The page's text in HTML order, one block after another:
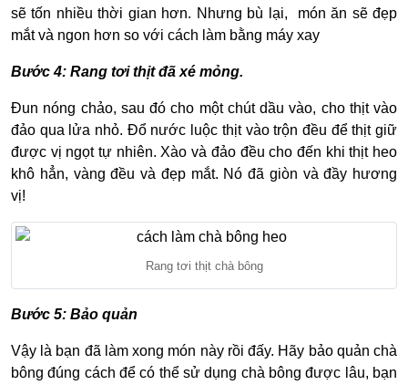
sẽ tốn nhiều thời gian hơn. Nhưng bù lại, món ăn sẽ đẹp
mắt và ngon hơn so với cách làm bằng máy xay
Bước 4: Rang tơi thịt đã xé mỏng.
Đun nóng chảo, sau đó cho một chút dầu vào, cho thịt vào
đảo qua lửa nhỏ. Đổ nước luộc thịt vào trộn đều để thịt giữ
được vị ngọt tự nhiên. Xào và đảo đều cho đến khi thịt heo
khô hẳn, vàng đều và đẹp mắt. Nó đã giòn và đầy hương
vị!
Rang tơi thịt chà bông
Bước 5: Bảo quản
Vậy là bạn đã làm xong món này rồi đấy. Hãy bảo quản chà
bông đúng cách để có thể sử dụng chà bông được lâu, bạn